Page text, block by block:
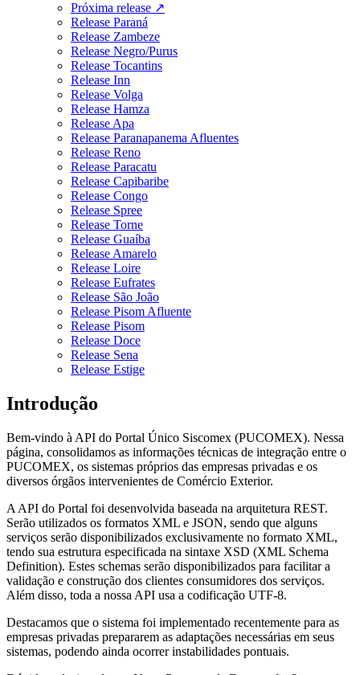
Próxima release ↗
Release Paraná
Release Zambeze
Release Negro/Purus
Release Tocantins
Release Inn
Release Volga
Release Hamza
Release Apa
Release Paranapanema Afluentes
Release Reno
Release Paracatu
Release Capibaribe
Release Congo
Release Spree
Release Torne
Release Guaíba
Release Amarelo
Release Loire
Release Eufrates
Release São João
Release Pisom Afluente
Release Pisom
Release Doce
Release Sena
Release Estige
Introdução
Bem-vindo à API do Portal Único Siscomex (PUCOMEX). Nessa
página, consolidamos as informações técnicas de integração entre o
PUCOMEX, os sistemas próprios das empresas privadas e os
diversos órgãos intervenientes de Comércio Exterior.
A API do Portal foi desenvolvida baseada na arquitetura REST.
Serão utilizados os formatos XML e JSON, sendo que alguns
serviços serão disponibilizados exclusivamente no formato XML,
tendo sua estrutura especificada na sintaxe XSD (XML Schema
Definition). Estes schemas serão disponibilizados para facilitar a
validação e construção dos clientes consumidores dos serviços.
Além disso, toda a nossa API usa a codificação UTF-8.
Destacamos que o sistema foi implementado recentemente para as
empresas privadas prepararem as adaptações necessárias em seus
sistemas, podendo ainda ocorrer instabilidades pontuais.